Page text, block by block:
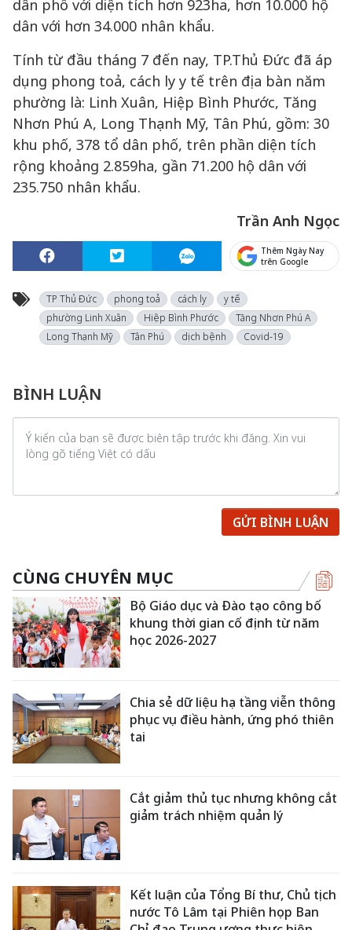
dân phố với diện tích hơn 923ha, hơn 10.000 hộ
dân với hơn 34.000 nhân khẩu.
Tính từ đầu tháng 7 đến nay, TP.Thủ Đức đã áp
dụng phong toả, cách ly y tế trên địa bàn năm
phường là: Linh Xuân, Hiệp Bình Phước, Tăng
Nhơn Phú A, Long Thạnh Mỹ, Tân Phú, gồm: 30
khu phố, 378 tổ dân phố, trên phần diện tích
rộng khoảng 2.859ha, gần 71.200 hộ dân với
235.750 nhân khẩu.
Trần Anh Ngọc
Thêm Ngày Nay
trên Google
TP Thủ Đức phong toả cách ly
y tế
phường Linh Xuân
Hiệp Bình Phước
Tăng Nhơn Phú A
Long Thạnh Mỹ
Tân Phú dịch bệnh Covid-19
BÌNH LUẬN
GỬI BÌNH LUẬN
CÙNG CHUYÊN MỤC
Bộ Giáo dục và Đào tạo công bố
khung thời gian cố định từ năm
học 2026-2027
Chia sẻ dữ liệu hạ tầng viễn thông
phục vụ điều hành, ứng phó thiên
tai
Cắt giảm thủ tục nhưng không cắt
giảm trách nhiệm quản lý
Kết luận của Tổng Bí thư, Chủ tịch
nước Tô Lâm tại Phiên họp Ban